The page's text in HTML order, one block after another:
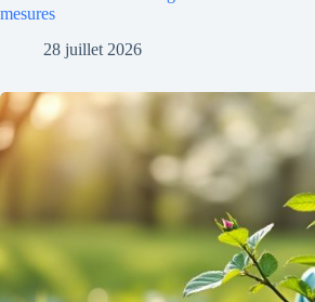
mesures
28 juillet 2026